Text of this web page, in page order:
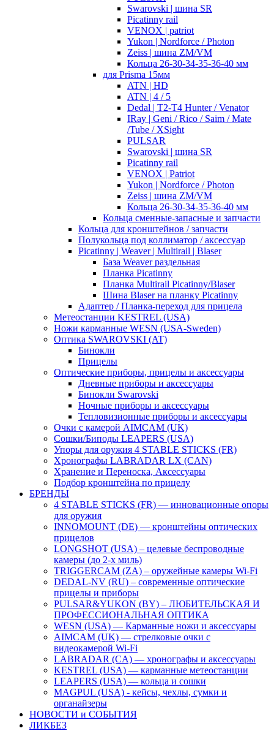
Swarovski | шина SR
Picatinny rail
VENOX | patriot
Yukon | Nordforce / Photon
Zeiss | шина ZM/VM
Кольца 26-30-34-35-36-40 мм
для Prisma 15мм
ATN | HD
ATN | 4 / 5
Dedal | T2-T4 Hunter / Venator
IRay | Geni / Rico / Saim / Mate
/Tube / XSight
PULSAR
Swarovski | шина SR
Picatinny rail
VENOX | Patriot
Yukon | Nordforce / Photon
Zeiss | шина ZM/VM
Кольца 26-30-34-35-36-40 мм
Кольца сменные-запасные и запчасти
Кольца для кронштейнов / запчасти
Полукольца под коллиматор / аксессуар
Picatinny | Weaver | Multirail | Blaser
База Weaver раздельная
Планка Picatinny
Планка Multirail Picatinny/Blaser
Шина Blaser на планку Picatinny
Адаптер / Планка-переход для прицела
Метеостанции KESTREL (USA)
Ножи карманные WESN (USA-Sweden)
Оптика SWAROVSKI (AT)
Бинокли
Прицелы
Оптические приборы, прицелы и аксессуары
Дневные приборы и аксессуары
Бинокли Swarovski
Ночные приборы и аксессуары
Тепловизионные приборы и аксессуары
Очки с камерой AIMCAM (UK)
Сошки/Биподы LEAPERS (USA)
Упоры для оружия 4 STABLE STICKS (FR)
Хронографы LABRADAR LX (CAN)
Хранение и Переноска, Аксессуары
Подбор кронштейна по прицелу
БРЕНДЫ
4 STABLE STICKS (FR) — инновационные опоры
для оружия
INNOMOUNT (DE) — кронштейны оптических
прицелов
LONGSHOT (USA) – целевые беспроводные
камеры (до 2-х миль)
TRIGGERCAM (ZA) – оружейные камеры Wi-Fi
DEDAL-NV (RU) – современные оптические
прицелы и приборы
PULSAR&YUKON (BY) – ЛЮБИТЕЛЬСКАЯ И
ПРОФЕССИОНАЛЬНАЯ ОПТИКА
WESN (USA) — Карманные ножи и аксессуары
AIMCAM (UK) — стрелковые очки с
видеокамерой Wi-Fi
LABRADAR (CA) — хронографы и аксессуары
KESTREL (USA) — карманные метеостанции
LEAPERS (USA) — кольца и сошки
MAGPUL (USA) - кейсы, чехлы, сумки и
органайзеры
НОВОСТИ и СОБЫТИЯ
ЛИКБЕЗ